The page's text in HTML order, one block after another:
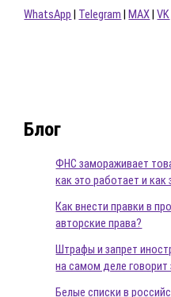
WhatsApp | Telegram |MAX|VK
Блог
ФНС замораживает
как это работает и как
Как внести правки в
авторские права?
Штрафы и запрет
на самом деле говорит
Белые списки в